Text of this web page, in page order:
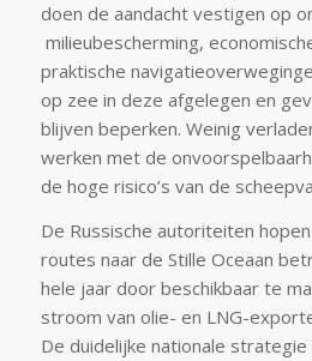
doen de aandacht vestigen op
milieubescherming,
praktische
op zee in deze afgelegen en
blijven beperken. Weinig
werken met de
de hoge risico’s van de
De Russische autoriteiten
routes naar de Stille Oceaan
hele jaar door beschikbaar te
stroom van olie- en LNG-
De duidelijke nationale strategie